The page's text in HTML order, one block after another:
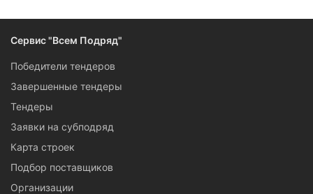
Сервис "Всем Подряд"
Победители тендеров
Завершенные тендеры
Тендеры
Заявки на субподряд
Карта строек
Подбор поставщиков
Организации